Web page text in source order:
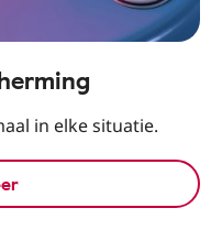
in elke situatie.